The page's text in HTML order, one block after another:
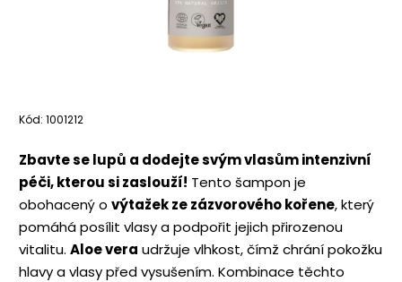
Kód: 1001212
Zbavte se lupů a dodejte svým vlasům intenzivní
péči, kterou si zaslouží! Tento šampon je
obohacený o výtažek ze zázvorového kořene, který
pomáhá posílit vlasy a podpořit jejich přirozenou
vitalitu. Aloe vera udržuje vlhkost, čímž chrání pokožku
hlavy a vlasy před vysušením. Kombinace těchto